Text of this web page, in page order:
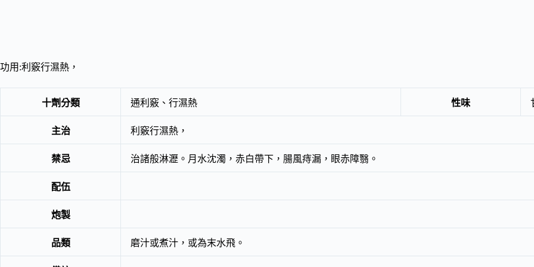
功用:利竅行濕熱，
十劑分類 通利竅、行濕熱 性味
主治 利竅行濕熱，
禁忌 治諸般淋瀝。月水沈濁，赤白帶下，腸風痔漏，眼赤障翳。
配伍
炮製
品類 磨汁或煮汁，或為末水飛。